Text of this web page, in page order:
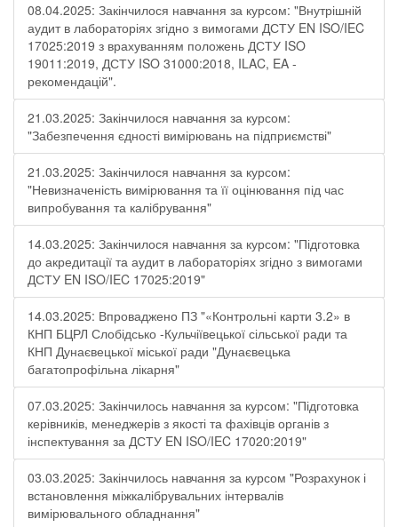
08.04.2025: Закінчилося навчання за курсом: "Внутрішній
аудит в лабораторіях згідно з вимогами ДСТУ EN ISO/IEC
17025:2019 з врахуванням положень ДСТУ ISO
19011:2019, ДСТУ ISO 31000:2018, ILAC, EA -
рекомендацій".
21.03.2025: Закінчилося навчання за курсом:
"Забезпечення єдності вимірювань на підприємстві"
21.03.2025: Закінчилося навчання за курсом:
"Невизначеність вимірювання та її оцінювання під час
випробування та калібрування"
14.03.2025: Закінчилося навчання за курсом: "Підготовка
до акредитації та аудит в лабораторіях згідно з вимогами
ДСТУ EN ISO/IEC 17025:2019"
14.03.2025: Впроваджено ПЗ "«Контрольні карти 3.2» в
КНП БЦРЛ Слобідсько -Кульчіївецької сільської ради та
КНП Дунаєвецької міської ради "Дунаєвецька
багатопрофільна лікарня"
07.03.2025: Закінчилось навчання за курсом: "Підготовка
керівників, менеджерів з якості та фахівців органів з
інспектування за ДСТУ EN ISO/IEC 17020:2019"
03.03.2025: Закінчилось навчання за курсом "Розрахунок і
встановлення міжкалібрувальних інтервалів
вимірювального обладнання"